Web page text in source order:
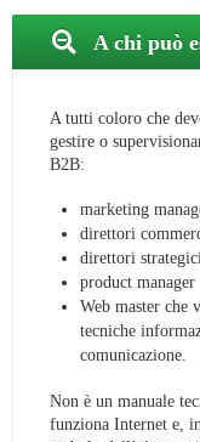
A chi può
A tutti coloro che
gestire o
B2B:
marketing
direttori
direttori
product manager
Web master che
tecniche
comunicazione.
Non è un manuale
funziona Internet e,